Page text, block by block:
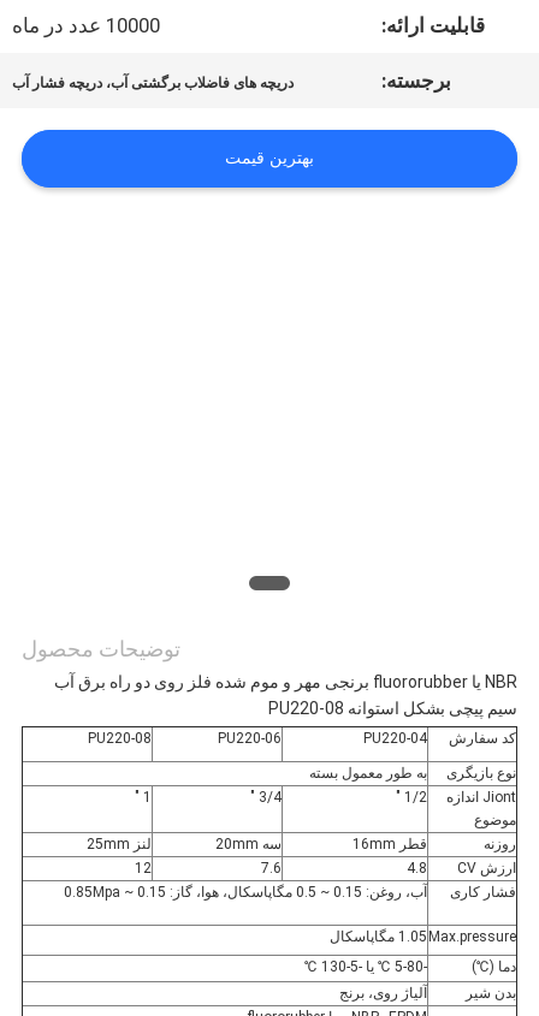
سایت
قابلیت ارائه: 10000 عدد در ماه
برجسته: دریچه های فاضلاب برگشتی آب، دریچه فشار آب
بهترین قیمت
توضیحات محصول
NBR یا fluororubber برنجی مهر و موم شده فلز روی دو راه برق آب
سیم پیچی بشکل استوانه PU220-08
کد سفارش PU220-04
PU220-06
PU220-08
نوع بازیگری
به طور معمول بسته
Jiont اندازه
موضوع
1/2 "
3/4 "
1 "
روزنه قطر 16mm سه 20mm
لنز 25mm
ارزش CV
4.8
7.6
12
فشار کاری
آب، روغن: 0.15 ~ 0.5 مگاپاسکال، هوا، گاز: 0.15 ~ 0.85Mpa
Max.pressure 1.05 مگاپاسکال
دما (℃)
-5-80 ℃ یا -5-130 ℃
بدن شیر
آلیاژ روی، برنج